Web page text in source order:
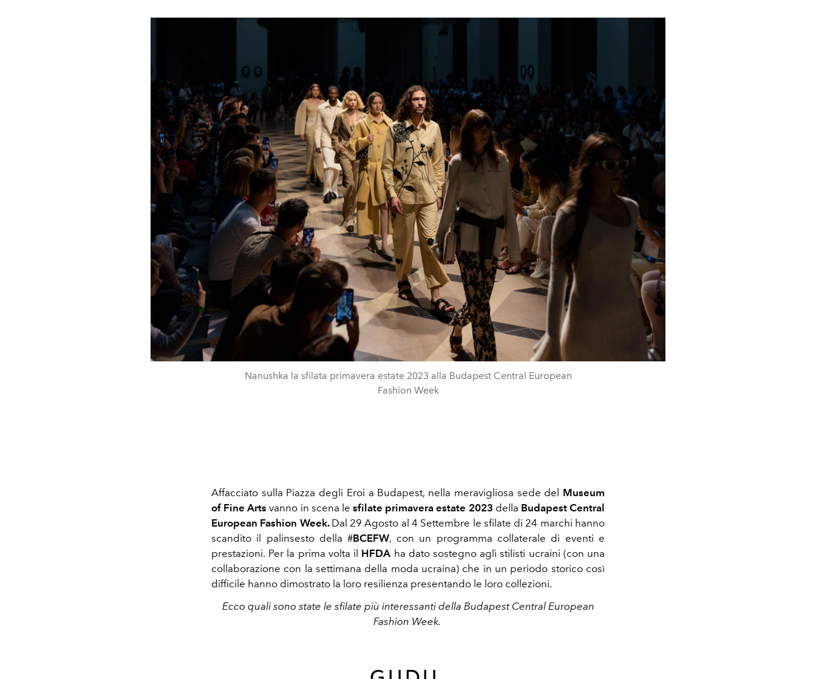
Nanushka la sfilata primavera estate 2023 alla Budapest Central European
Fashion Week
Affacciato sulla Piazza degli Eroi a Budapest, nella meravigliosa sede del Museum
of Fine Arts vanno in scena lesfilate primavera estate 2023 della Budapest Central
European Fashion Week. Dal 29 Agosto al 4 Settembre le sfilate di 24 marchi hanno
scandito il palinsesto della #BCEFW, con un programma collaterale di eventi e
prestazioni. Per la prima volta il HFDA ha dato sostegno agli stilisti ucraini (con una
collaborazione con la settimana della moda ucraina) che in un periodo storico così
difficile hanno dimostrato la loro resilienza presentando le loro collezioni.
Ecco quali sono state le sfilate più interessanti della Budapest Central European
Fashion Week.